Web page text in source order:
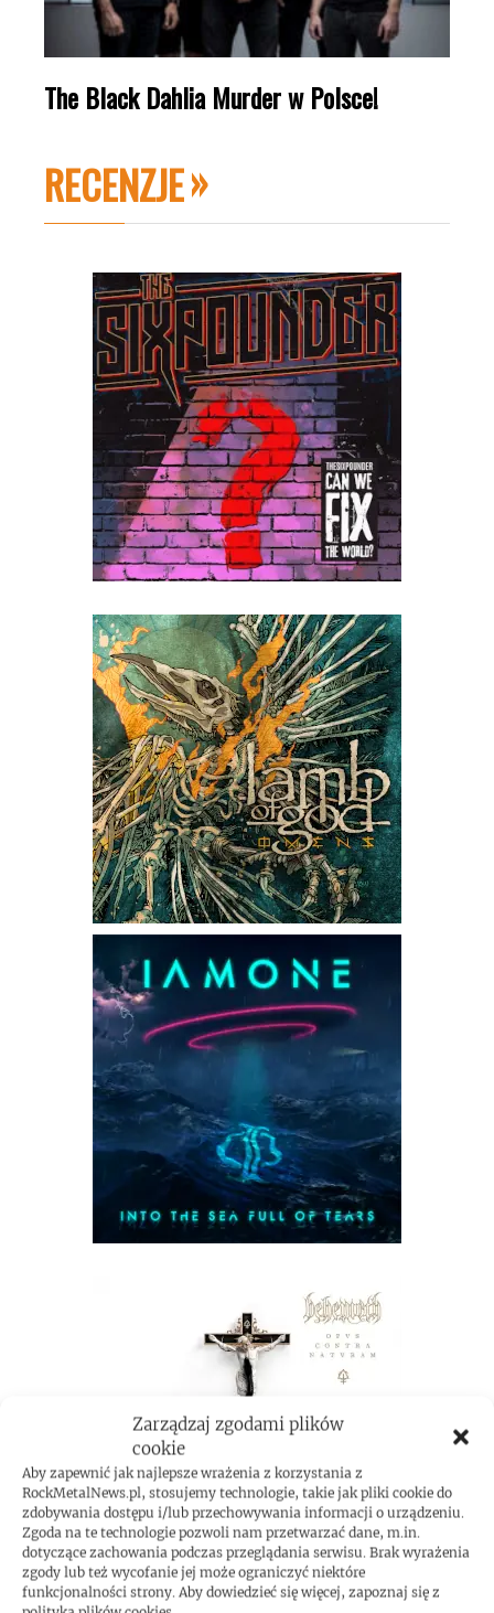
Zarządzaj zgodami plików
cookie
Aby zapewnić jak najlepsze wrażenia z korzystania z
RockMetalNews.pl, stosujemy technologie, takie jak pliki cookie do
zdobywania dostępu i/lub przechowywania informacji o urządzeniu.
Zgoda na te technologie pozwoli nam przetwarzać dane, m.in.
dotyczące zachowania podczas przeglądania serwisu. Brak wyrażenia
zgody lub też wycofanie jej może ograniczyć niektóre
funkcjonalności strony. Aby dowiedzieć się więcej, zapoznaj się z
The Black Dahlia Murder w Polsce!
RECENZJE